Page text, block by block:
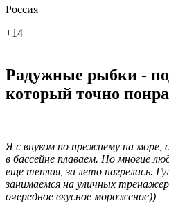
Россия
+14
Радужные рыбки -
который точно
Я с внуком по прежнему на море,
в бассейне плаваем. Но многие
еще теплая, за лето нагрелась.
занимаемся на уличных
очередное вкусное мороженое))